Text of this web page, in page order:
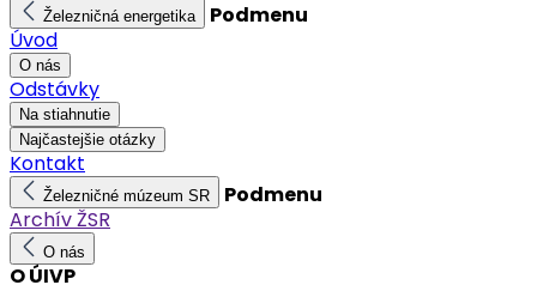
Železničná energetika
Podmenu
Úvod
O nás
Odstávky
Na stiahnutie
Najčastejšie otázky
Kontakt
Železničné múzeum SR
Podmenu
Archív ŽSR
O nás
O ÚIVP